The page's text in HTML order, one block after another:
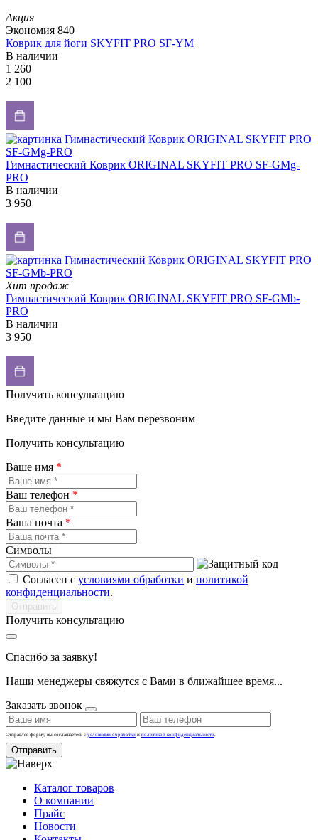
Акция
Экономия 840
Коврик для йоги SKYFIT PRO SF-YM
В наличии
1 260
2 100
Гимнастический Коврик ORIGINAL SKYFIT PRO SF-GMg-
PRO
В наличии
3 950
Хит продаж
Гимнастический Коврик ORIGINAL SKYFIT PRO SF-GMb-
PRO
В наличии
3 950
Получить консультацию
Введите данные и мы Вам перезвоним
Получить консультацию
Ваше имя *
Ваш телефон *
Ваша почта *
Символы
Согласен с условиями обработки и политикой
конфиденциальности.
Получить консультацию
Спасибо за заявку!
Наши менеджеры свяжутся с Вами в ближайшее время...
Заказать звонок
Отправляя форму, вы соглашаетесь с условиями обработки и политикой конфиденциальности.
Отправить
Каталог товаров
О компании
Прайс
Новости